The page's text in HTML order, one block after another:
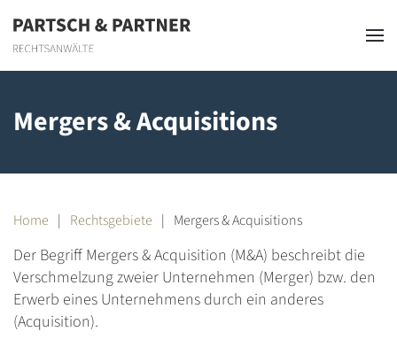
Skip to main content
Mergers & Acquisitions
Home Rechtsgebiete Mergers & Acquisitions
Der Begriff Mergers &Acquisition (M&A) beschreibt die
Verschmelzung zweier Unternehmen (Merger) bzw. den
Erwerb eines Unternehmens durch ein anderes
(Acquisition).